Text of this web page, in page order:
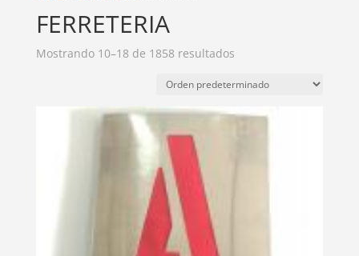
FERRETERIA
Mostrando 10–18 de 1858 resultados